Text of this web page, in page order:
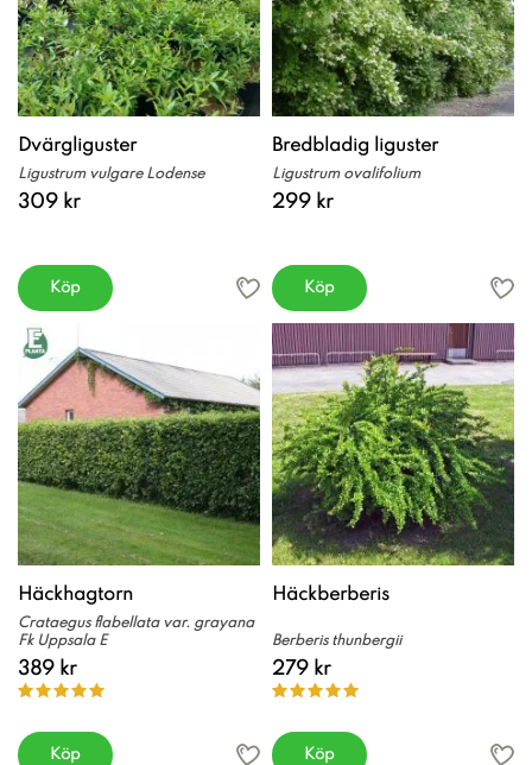
Dvärgliguster
Ligustrum vulgare Lodense
309 kr
Köp
Bredbladig liguster
Ligustrum ovalifolium
299 kr
Köp
Häckhagtorn
Crataegus flabellata var. grayana
Fk Uppsala E
389 kr
Köp
Häckberberis
Berberis thunbergii
279 kr
Köp